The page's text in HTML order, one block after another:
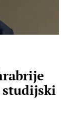
studijski